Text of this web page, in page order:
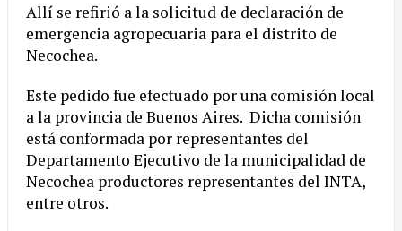
Allí se refirió a la solicitud de declaración de
emergencia agropecuaria para el distrito de
Necochea.
Este pedido fue efectuado por una comisión local
a la provincia de Buenos Aires. Dicha comisión
está conformada por representantes del
Departamento Ejecutivo de la municipalidad de
Necochea productores representantes del INTA,
entre otros.